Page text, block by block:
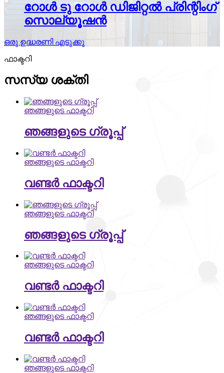
റോൾ ടു റോൾ ഡിജിറ്റൽ പ്രിന്റിംഗ്
സൊല്യൂഷൻ
ഒരു ഉദ്ധരണി എടുക്കൂ
ഫാക്ടറി
സസ്യ ശക്തി
ഞങ്ങളുടെ ഫാക്ടറി
ഞങ്ങളുടെ ഗ്രൂപ്പ്
ഞങ്ങളുടെ ഫാക്ടറി
വണ്ടർ ഫാക്ടറി
ഞങ്ങളുടെ ഫാക്ടറി
ഞങ്ങളുടെ ഗ്രൂപ്പ്
ഞങ്ങളുടെ ഫാക്ടറി
വണ്ടർ ഫാക്ടറി
ഞങ്ങളുടെ ഫാക്ടറി
വണ്ടർ ഫാക്ടറി
ഞങ്ങളുടെ ഫാക്ടറി